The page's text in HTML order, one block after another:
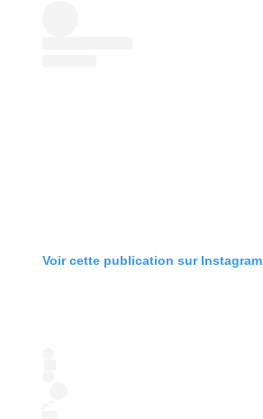
Voir cette publication sur Instagram